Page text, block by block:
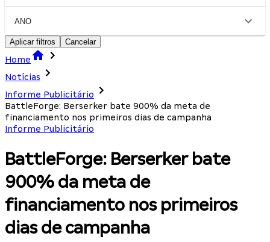
ANO
Aplicar filtros Cancelar
Home
Notícias
Informe Publicitário
BattleForge: Berserker bate 900% da meta de
financiamento nos primeiros dias de campanha
Informe Publicitário
BattleForge: Berserker bate
900% da meta de
financiamento nos primeiros
dias de campanha